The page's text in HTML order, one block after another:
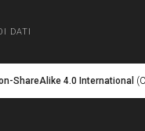
DATI
ShareAlike 4.0 International